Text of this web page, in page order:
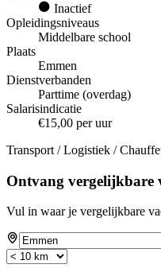
Inactief
Opleidingsniveaus
Middelbare school
Plaats
Emmen
Dienstverbanden
Parttime (overdag)
Salarisindicatie
€15,00 per uur
Transport / Logistiek /
Ontvang vergelijkbare
Vul in waar je vergelijkbare